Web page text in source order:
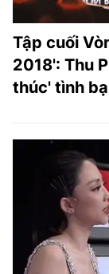
Tập cuối
2018': Thu
thúc' tình